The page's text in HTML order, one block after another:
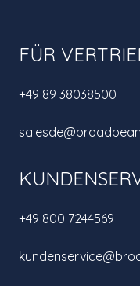
FÜR
+49 89 38038500
+49 800 7244569